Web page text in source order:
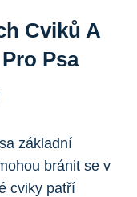
Cviků A
Psa
základní
bránit se v
cviky patří